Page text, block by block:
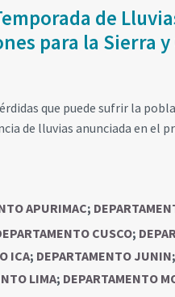
de
para la Sierra y
que puede sufrir la
de lluvias anunciada en el
APURIMAC;
CUSCO;
ICA; DEPARTAMENTO JUNIN;
LIMA; DEPARTAMENTO